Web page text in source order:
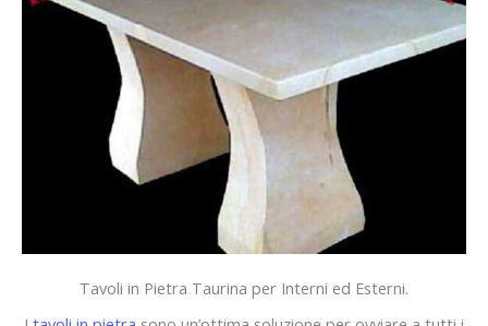
Tavoli in Pietra Taurina per Interni ed Esterni.